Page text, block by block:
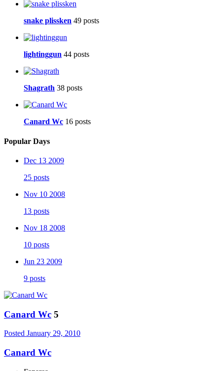
snake plissken 49 posts
lightinggun 44 posts
Shagrath 38 posts
Canard Wc 16 posts
Popular Days
Dec 13 2009
25 posts
Nov 10 2008
13 posts
Nov 18 2008
10 posts
Jun 23 2009
9 posts
Canard Wc 5
Posted January 29, 2010
Canard Wc